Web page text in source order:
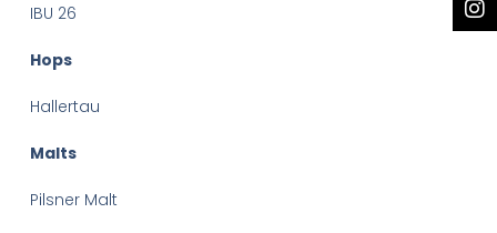
IBU 26
Hops
Hallertau
Malts
Pilsner Malt